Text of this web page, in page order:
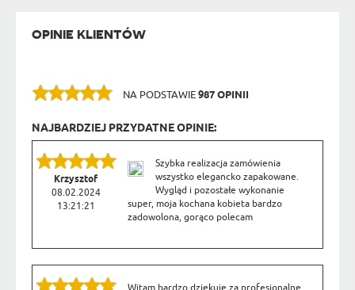
OPINIE KLIENTÓW
NA PODSTAWIE987 OPINII
NAJBARDZIEJ PRZYDATNE OPINIE:
Krzysztof
08.02.2024
13:21:21
Szybka realizacja zamówienia
wszystko elegancko zapakowane.
Wygląd i pozostałe wykonanie
super, moja kochana kobieta bardzo
zadowolona, gorąco polecam